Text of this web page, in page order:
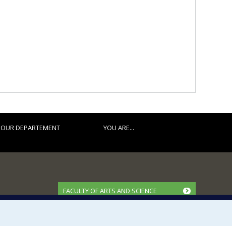
OUR DEPARTEMENT YOU ARE...
FACULTY OF ARTS AND SCIENCE